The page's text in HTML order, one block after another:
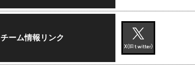
チーム情報リンク